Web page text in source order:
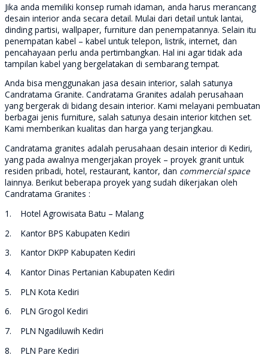
Jika anda memiliki konsep rumah idaman, anda harus merancang
desain interior anda secara detail. Mulai dari detail untuk lantai,
dinding partisi, wallpaper, furniture dan penempatannya. Selain itu
penempatan kabel – kabel untuk telepon, listrik, internet, dan
pencahayaan perlu anda pertimbangkan. Hal ini agar tidak ada
tampilan kabel yang bergelatakan di sembarang tempat.
Anda bisa menggunakan jasa desain interior, salah satunya
Candratama Granite. Candratama Granites adalah perusahaan
yang bergerak di bidang desain interior. Kami melayani pembuatan
berbagai jenis furniture, salah satunya desain interior kitchen set.
Kami memberikan kualitas dan harga yang terjangkau.
Candratama granites adalah perusahaan desain interior di Kediri,
yang pada awalnya mengerjakan proyek – proyek granit untuk
residen pribadi, hotel, restaurant, kantor, dan commercial space
lainnya. Berikut beberapa proyek yang sudah dikerjakan oleh
Candratama Granites :
1. Hotel Agrowisata Batu – Malang
2. Kantor BPS Kabupaten Kediri
3. Kantor DKPP Kabupaten Kediri
4. Kantor Dinas Pertanian Kabupaten Kediri
5. PLN Kota Kediri
6. PLN Grogol Kediri
7. PLN Ngadiluwih Kediri
8. PLN Pare Kediri